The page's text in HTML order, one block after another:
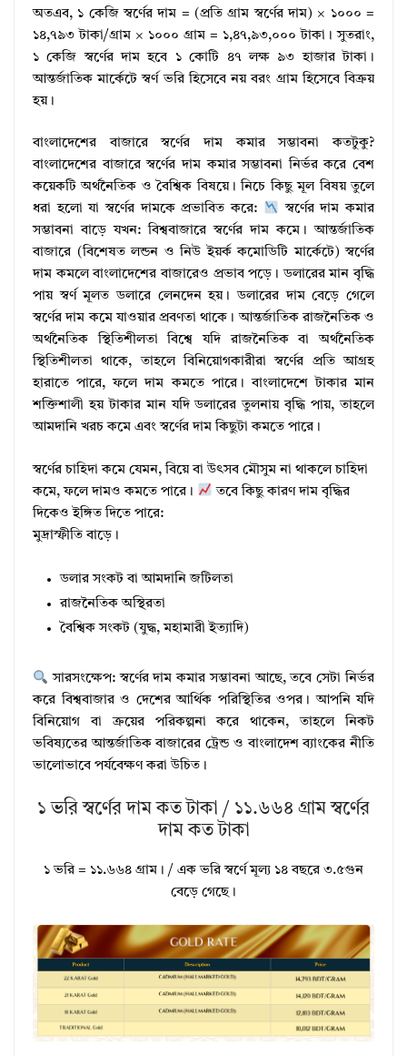
অতএব, ১ কেজি স্বর্ণের দাম = (প্রতি গ্রাম স্বর্ণের দাম) × ১০০০ =
১৪,৭৯৩ টাকা/গ্রাম × ১০০০ গ্রাম = ১,৪৭,৯৩,০০০ টাকা। সুতরাং,
১ কেজি স্বর্ণের দাম হবে ১ কোটি ৪৭ লক্ষ ৯৩ হাজার টাকা।
আন্তর্জাতিক মার্কেটে স্বর্ণ ভরি হিসেবে নয় বরং গ্রাম হিসেবে বিক্রয়
হয়।
বাংলাদেশের বাজারে স্বর্ণের দাম কমার সম্ভাবনা কতটুকু?
বাংলাদেশের বাজারে স্বর্ণের দাম কমার সম্ভাবনা নির্ভর করে বেশ
কয়েকটি অর্থনৈতিক ও বৈশ্বিক বিষয়ে। নিচে কিছু মূল বিষয় তুলে
ধরা হলো যা স্বর্ণের দামকে প্রভাবিত করে:
স্বর্ণের দাম কমার
সম্ভাবনা বাড়ে যখন: বিশ্ববাজারে স্বর্ণের দাম কমে। আন্তর্জাতিক
বাজারে (বিশেষত লন্ডন ও নিউ ইয়র্ক কমোডিটি মার্কেটে) স্বর্ণের
দাম কমলে বাংলাদেশের বাজারেও প্রভাব পড়ে। ডলারের মান বৃদ্ধি
পায় স্বর্ণ মূলত ডলারে লেনদেন হয়। ডলারের দাম বেড়ে গেলে
স্বর্ণের দাম কমে যাওয়ার প্রবণতা থাকে। আন্তর্জাতিক রাজনৈতিক ও
অর্থনৈতিক স্থিতিশীলতা বিশ্বে যদি রাজনৈতিক বা অর্থনৈতিক
স্থিতিশীলতা থাকে, তাহলে বিনিয়োগকারীরা স্বর্ণের প্রতি আগ্রহ
হারাতে পারে, ফলে দাম কমতে পারে। বাংলাদেশে টাকার মান
শক্তিশালী হয় টাকার মান যদি ডলারের তুলনায় বৃদ্ধি পায়, তাহলে
আমদানি খরচ কমে এবং স্বর্ণের দাম কিছুটা কমতে পারে।
স্বর্ণের চাহিদা কমে যেমন, বিয়ে বা উৎসব মৌসুম না থাকলে চাহিদা
কমে, ফলে দামও কমতে পারে।
তবে কিছু কারণ দাম বৃদ্ধির
দিকেও ইঙ্গিত দিতে পারে:
মুদ্রাস্ফীতি বাড়ে।
ডলার সংকট বা আমদানি জটিলতা
রাজনৈতিক অস্থিরতা
বৈশ্বিক সংকট (যুদ্ধ, মহামারী ইত্যাদি)
সারসংক্ষেপ: স্বর্ণের দাম কমার সম্ভাবনা আছে, তবে সেটা নির্ভর
করে বিশ্ববাজার ও দেশের আর্থিক পরিস্থিতির ওপর। আপনি যদি
বিনিয়োগ বা ক্রয়ের পরিকল্পনা করে থাকেন, তাহলে নিকট
ভবিষ্যতের আন্তর্জাতিক বাজারের ট্রেন্ড ও বাংলাদেশ ব্যাংকের নীতি
ভালোভাবে পর্যবেক্ষণ করা উচিত।
১ ভরি স্বর্ণের দাম কত টাকা / ১১.৬৬৪ গ্রাম স্বর্ণের
দাম কত টাকা
১ ভরি = ১১.৬৬৪ গ্রাম। / এক ভরি স্বর্ণে মূল্য ১৪ বছরে ৩.৫গুন
বেড়ে গেছে।